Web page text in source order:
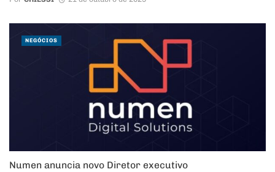
Numen anuncia novo Diretor executivo
NEGÓCIOS